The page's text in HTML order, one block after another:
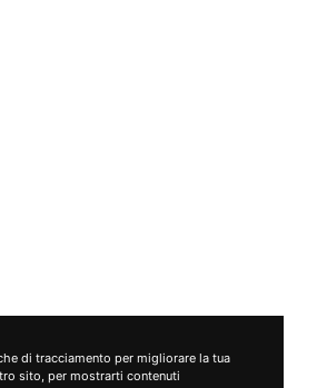
di tracciamento per migliorare la tua
sito, per mostrarti contenuti